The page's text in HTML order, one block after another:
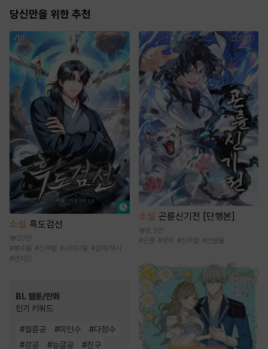
니에게서 도망칠
본]
당신만을 위한 추천
소설 흑도검선
20만
#복수물 #신무협 #사이다물 #검객/무사
#먼치킨
BL 웹툰/만화
인기 키워드
#절륜공 #미인수 #다정수
#강공 #능글공 #친구
소설 곤륜신기전 [단행본]
8.3만
#곤륜 #정파 #신무협 #선협물